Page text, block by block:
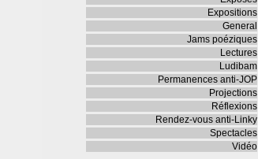
Expositions
General
Jams poéziques
Lectures
Ludibam
Permanences anti-JOP
Projections
Réflexions
Rendez-vous anti-Linky
Spectacles
Vidéo